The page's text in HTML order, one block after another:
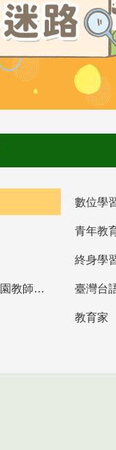
數位學
青年教
終身學
教育部高中等以下學校及幼兒園教師資格檢定考試 臺灣台
教育家